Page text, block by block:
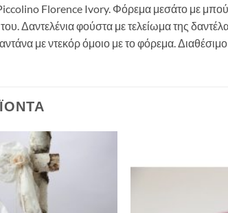
Florence Ivory. Φόρεμα μεσάτο με
Δαντελένια φούστα με τελείωμα της
με ντεκόρ όμοιο με το φόρεμα.